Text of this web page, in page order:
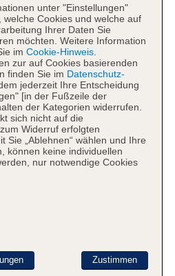
Unterkunft
und verfügt über einen
Personal an der Rezeption
behilflich. Die Einrichtung
Gepäckaufbewahrung,
unter "Einstellungen"
Cookies und welche auf
Ihrer Daten Sie
möchten. Weitere Information
im Cookie-Hinweis.
zur auf Cookies basierenden
finden Sie im Datenschutz-
jederzeit Ihre Entscheidung
[in der Fußzeile der
der Kategorien widerrufen.
sich nicht auf die
Widerruf erfolgten
Sie „Ablehnen“ wählen und Ihre
können keine individuellen
nur notwendige Cookies
Zustimmen